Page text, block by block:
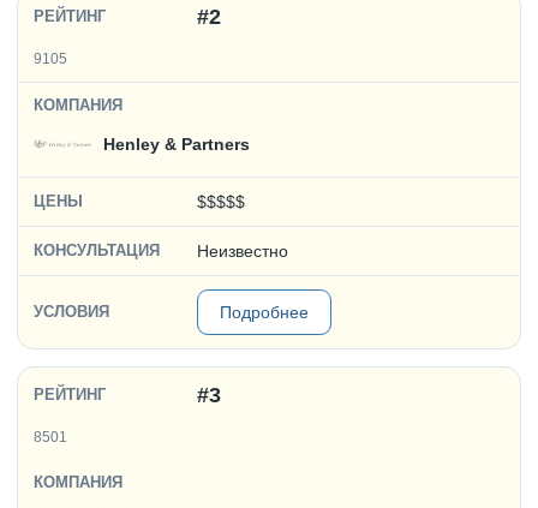
#2
9105
Henley & Partners
$$$$$
Неизвестно
Подробнее
#3
8501